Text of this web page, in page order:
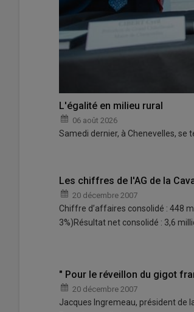
L'égalité en milieu rural
06 août 2026
Samedi dernier, à Chenevelles,
Les chiffres de l'AG de la
20 décembre 2007
Chiffre d’affaires consolidé : 448
3%)Résultat net consolidé : 3,6
" Pour le réveillon du gigot
20 décembre 2007
Jacques Ingremeau, président de